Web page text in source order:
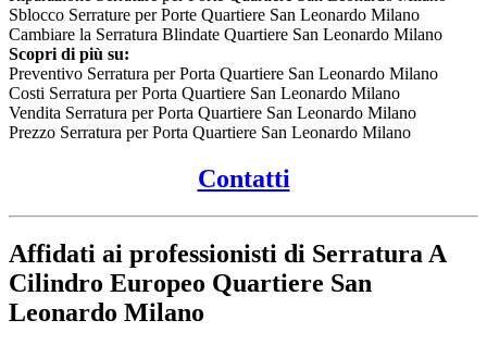
Sblocco Serrature per Porte Quartiere San Leonardo Milano
Cambiare la Serratura Blindate Quartiere San Leonardo Milano
Scopri di più su:
Preventivo Serratura per Porta Quartiere San Leonardo Milano
Costi Serratura per Porta Quartiere San Leonardo Milano
Vendita Serratura per Porta Quartiere San Leonardo Milano
Prezzo Serratura per Porta Quartiere San Leonardo Milano
Contatti
Affidati ai professionisti di Serratura A
Cilindro Europeo Quartiere San
Leonardo Milano